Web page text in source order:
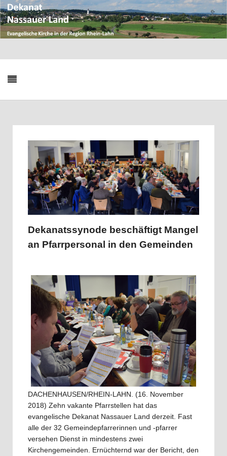
Dekanatssynode beschäftigt Mangel
an Pfarrpersonal in den Gemeinden
DACHENHAUSEN/RHEIN-LAHN. (16. November
2018) Zehn vakante Pfarrstellen hat das
evangelische Dekanat Nassauer Land derzeit. Fast
alle der 32 Gemeindepfarrerinnen und -pfarrer
versehen Dienst in mindestens zwei
Kirchengemeinden. Ernüchternd war der Bericht, den